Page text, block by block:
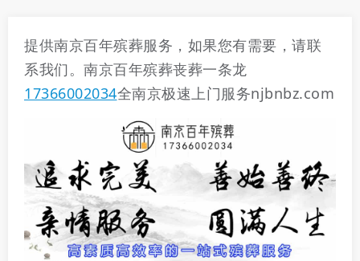
提供南京百年殡葬服务，如果您有需要，请联
系我们。南京百年殡葬丧葬一条龙
17366002034全南京极速上门服务njbnbz.com